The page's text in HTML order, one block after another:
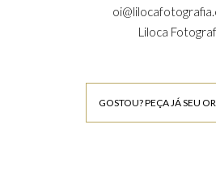
Liloca
GOSTOU? PEÇA JÁ SEU